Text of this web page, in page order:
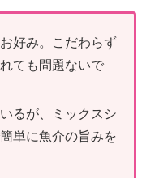
好み。こだわらず
ても問題ないで
るが、ミックスシ
単に魚介の旨みを